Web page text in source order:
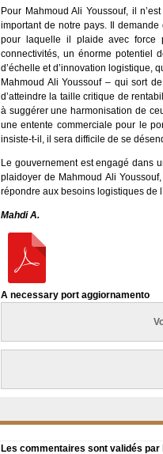
Pour Mahmoud Ali Youssouf, il
important de notre pays. Il
pour laquelle il plaide avec force
connectivités, un énorme potentiel
d’échelle et d’innovation logistique,
Mahmoud Ali Youssouf – qui sort
d’atteindre la taille critique de
à suggérer une harmonisation de
une entente commerciale pour le
insiste-t-il, il sera difficile de se
Le gouvernement est engagé dans
plaidoyer de Mahmoud Ali
répondre aux besoins logistiques de
Mahdi A.
A necessary port aggiornamento
Les commentaires sont validés